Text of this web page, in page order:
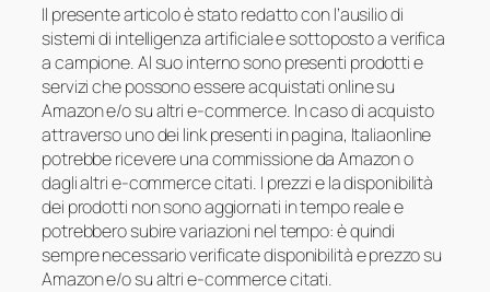
Il presente articolo è stato redatto con l’ausilio di
sistemi di intelligenza artificiale e sottoposto a verifica
a campione. Al suo interno sono presenti prodotti e
servizi che possono essere acquistati online su
Amazon e/o su altri e-commerce. In caso di acquisto
attraverso uno dei link presenti in pagina, Italiaonline
potrebbe ricevere una commissione da Amazon o
dagli altri e-commerce citati. I prezzi e la disponibilità
dei prodotti non sono aggiornati in tempo reale e
potrebbero subire variazioni nel tempo: è quindi
sempre necessario verificate disponibilità e prezzo su
Amazon e/o su altri e-commerce citati.